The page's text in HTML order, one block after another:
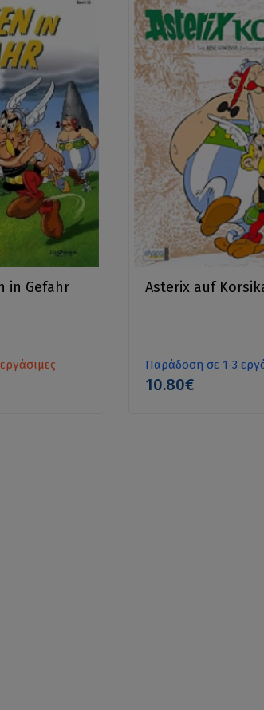
in Gefahr Asterix auf
Παράδοση σε 1-3
10.80€